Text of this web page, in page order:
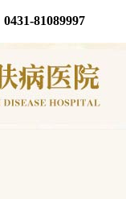
0431-81089997